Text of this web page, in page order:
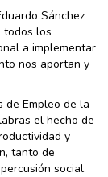
Sánchez
todos los
a implementar
nos aportan y
de Empleo de la
el hecho de
y
tanto de
social.